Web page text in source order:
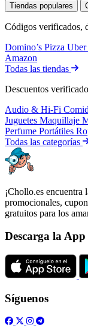
Tiendas populares
Códigos verificados,
Domino’s Pizza Uber
Amazon
Todas las tiendas
Descuentos
Audio & Hi-Fi
Juguetes Maquillaje
Perfume Portátiles
Todas las categorías
¡Chollo.es encuentra
promocionales,
gratuitos para los
Descarga la App
Síguenos